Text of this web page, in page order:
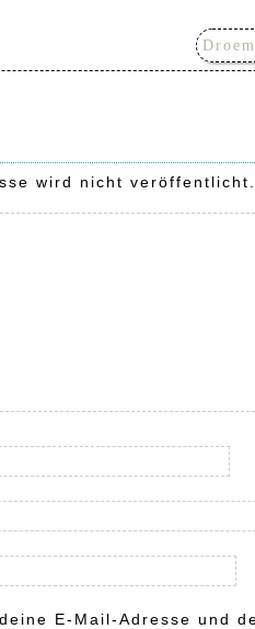
wird nicht veröffentlicht.
E-Mail-Adresse und